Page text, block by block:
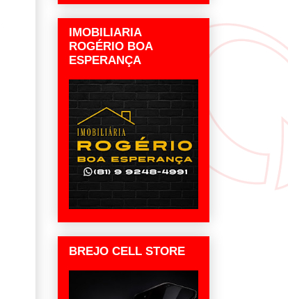
IMOBILIARIA
ROGÉRIO BOA
ESPERANÇA
BREJO CELL STORE